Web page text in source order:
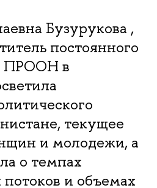
Бузурукова ,
постоянного
ПРООН в
текущее
и молодежи, а
о темпах
и объемах